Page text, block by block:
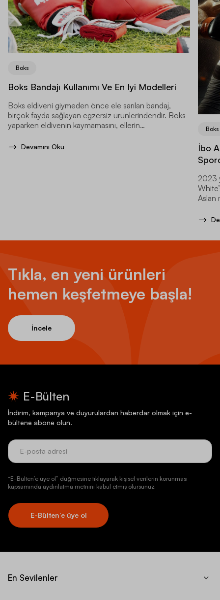
Boks
Boks Bandajı Kullanımı Ve En Iyi Modelleri
Boks eldiveni giymeden önce ele sarılan bandaj,
birçok fayda sağlayan egzersiz ürünlerindendir. Boks
yaparken eldivenin kaymamasını, ellerin
Devamını Oku
Boks
İbo
2023
Aslan
Tıkla, en yeni ürünleri
hemen keşfetmeye başla!
İncele
E-Bülten
İndirim, kampanya ve duyurulardan haberdar olmak için e-
bültene abone olun.
“E-Bülten’e üye ol” düğmesine tıklayarak kişisel verilerin korunması
kapsamında aydınlatma metnini kabul etmiş olursunuz.
E-Bülten’e üye ol
En Sevilenler